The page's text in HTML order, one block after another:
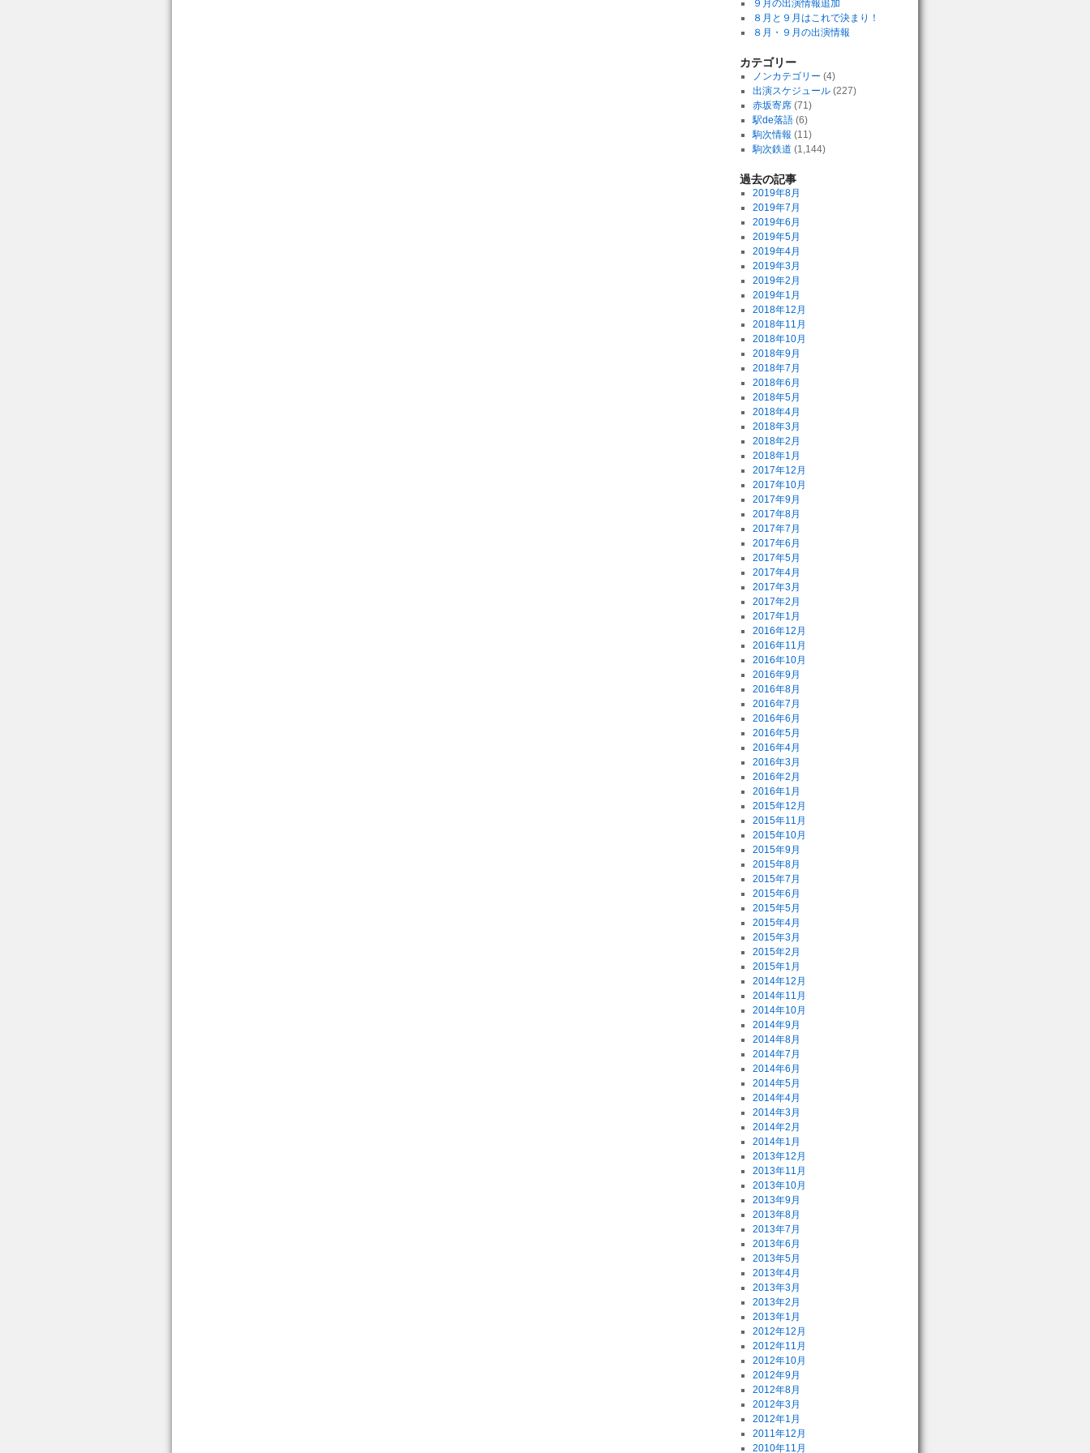
９月の出演情報追加
８月と９月はこれで決まり！
８月・９月の出演情報
カテゴリー
ノンカテゴリー (4)
出演スケジュール(227)
赤坂寄席(71)
駅de落語(6)
駒次情報 (11)
駒次鉄道 (1,144)
過去の記事
2019年8月
2019年7月
2019年6月
2019年5月
2019年4月
2019年3月
2019年2月
2019年1月
2018年12月
2018年11月
2018年10月
2018年9月
2018年7月
2018年6月
2018年5月
2018年4月
2018年3月
2018年2月
2018年1月
2017年12月
2017年10月
2017年9月
2017年8月
2017年7月
2017年6月
2017年5月
2017年4月
2017年3月
2017年2月
2017年1月
2016年12月
2016年11月
2016年10月
2016年9月
2016年8月
2016年7月
2016年6月
2016年5月
2016年4月
2016年3月
2016年2月
2016年1月
2015年12月
2015年11月
2015年10月
2015年9月
2015年8月
2015年7月
2015年6月
2015年5月
2015年4月
2015年3月
2015年2月
2015年1月
2014年12月
2014年11月
2014年10月
2014年9月
2014年8月
2014年7月
2014年6月
2014年5月
2014年4月
2014年3月
2014年2月
2014年1月
2013年12月
2013年11月
2013年10月
2013年9月
2013年8月
2013年7月
2013年6月
2013年5月
2013年4月
2013年3月
2013年2月
2013年1月
2012年12月
2012年11月
2012年10月
2012年9月
2012年8月
2012年3月
2012年1月
2011年12月
2010年11月